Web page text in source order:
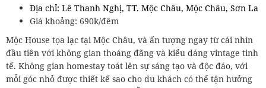
Địa chỉ: Lê Thanh Nghị, TT. Mộc Châu, Mộc Châu, Sơn La
Giá khoảng: 690k/đêm
Mộc House tọa lạc tại Mộc Châu, và ấn tượng ngay từ cái nhìn
đầu tiên với không gian thoáng đãng và kiểu dáng vintage tinh
tế. Không gian homestay toát lên sự sáng tạo và độc đáo, với
mỗi góc nhỏ được thiết kế sao cho du khách có thể tận hưởng